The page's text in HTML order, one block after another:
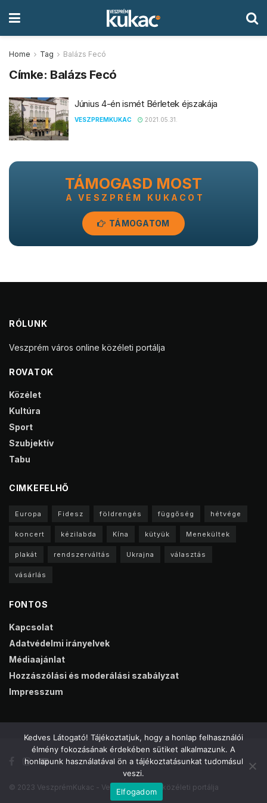
Home Tag Balázs Fecó
Címke: Balázs Fecó
Június 4-én ismét Bérletek éjszakája
VESZPREMKUKAC 2021.05.31.
TÁMOGASD MOST
A VESZPRÉM KUKACOT
TÁMOGATOM
RÓLUNK
Veszprém város online közéleti portálja
ROVATOK
Közélet
Kultúra
Sport
Szubjektív
Tabu
CIMKEFELHŐ
Europa Fidesz földrengés függőség hétvége
koncert kézilabda Kína kütyük Menekültek
plakát rendszerváltás Ukrajna választás
vásárlás
FONTOS
Kapcsolat
Adatvédelmi irányelvek
Médiaajánlat
Hozzászólási és moderálási szabályzat
Impresszum
© 2023 VeszprémKukac - Veszprém online közéleti portálja
Kedves Látogató! Tájékoztatjuk, hogy a honlap felhasználói
élmény fokozásának érdekében sütiket alkalmazunk. A
honlapunk használatával ön a tájékoztatásunkat tudomásul
veszi.
Elfogadom